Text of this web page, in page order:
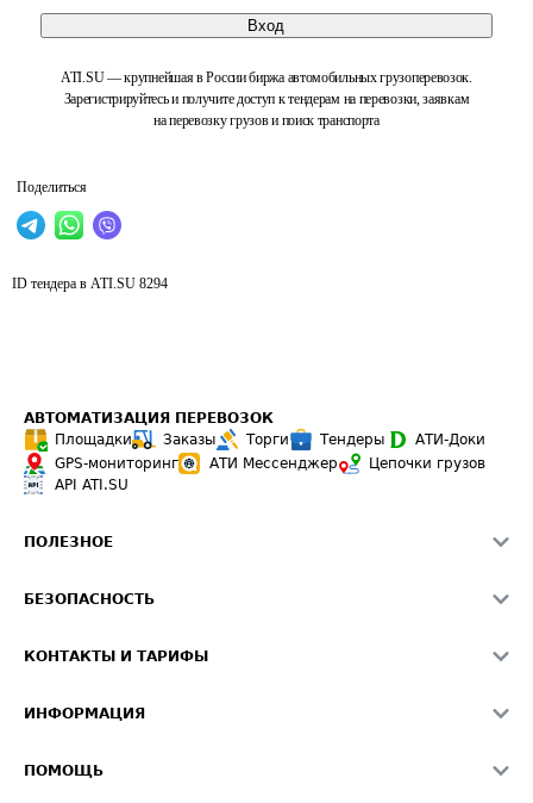
Вход
ATI.SU — крупнейшая в России биржа автомобильных грузоперевозок.
Зарегистрируйтесь и получите доступ к тендерам на перевозки, заявкам
на перевозку грузов и поиск транспорта
Поделиться
ID тендера в ATI.SU 8294
АВТОМАТИЗАЦИЯ ПЕРЕВОЗОК
Площадки
Заказы Торги Тендеры
АТИ-Доки
GPS-мониторинг
АТИ Мессенджер
Цепочки грузов
API ATI.SU
ПОЛЕЗНОЕ
Звезды ATI.SU на вашем сайте
Средние ставки
БЕЗОПАСНОСТЬ
Светофор+
О формировании Паспорта
КОНТАКТЫ И ТАРИФЫ
Реклама на сайте
ИНФОРМАЦИЯ
ПОМОЩЬ